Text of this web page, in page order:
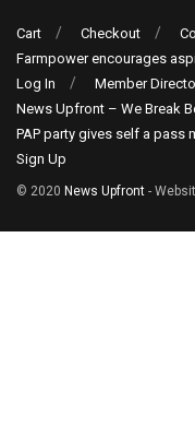
Cart Checkout
Farmpower encourages
Log In
Member
News Upfront – We Break
PAP party gives self a pass
Sign Up
© 2020 News Upfront -